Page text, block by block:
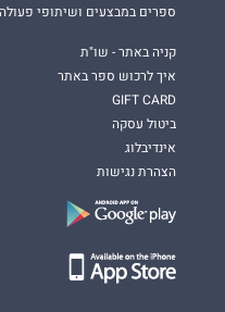
ספרים במבצעים ושיתופי פעולה
קניה באתר - שו"ת
איך לרכוש ספר באתר
GIFT CARD
ביטול עסקה
אינדיבלוג
הצהרת נגישות